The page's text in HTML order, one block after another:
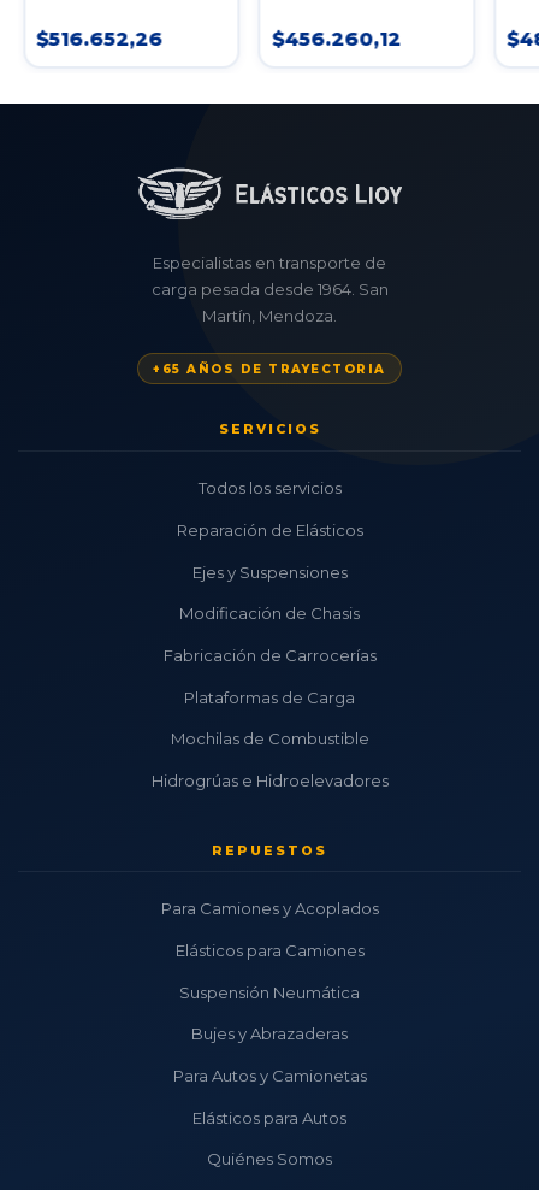
16)
$516.652,26
Boero
$456.260,12
Especialistas en transporte de
carga pesada desde 1964. San
Martín, Mendoza.
+65 AÑOS DE TRAYECTORIA
SERVICIOS
Todos los servicios
Reparación de Elásticos
Ejes y Suspensiones
Modificación de Chasis
Fabricación de Carrocerías
Plataformas de Carga
Mochilas de Combustible
Hidrogrúas e Hidroelevadores
REPUESTOS
Para Camiones y Acoplados
Elásticos para Camiones
Suspensión Neumática
Bujes y Abrazaderas
Para Autos y Camionetas
Elásticos para Autos
Quiénes Somos